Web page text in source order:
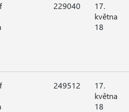
229040
17.
května
18
249512
17.
května
18